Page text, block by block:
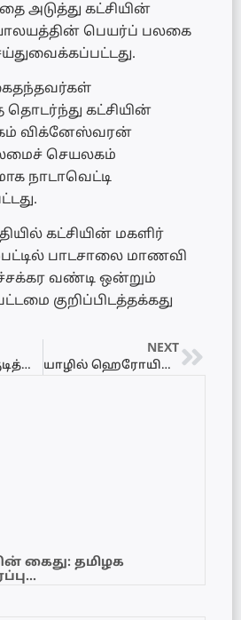
அடுத்து கட்சியின்
பெயர்ப் பலகை
கட்சியின்
விக்னேஸ்வரன்
செயலகம்
நாடாவெட்டி
கட்சியின் மகளிர்
பாடசாலை மாணவி
வண்டி ஒன்றும்
குறிப்பிடத்தக்கது
தமிழர்களின் குடித்தொகைப் பெருக்கத்தில் பாரிய வீழ்ச்சி – ச.லலீசன் சுட்டிக்காட்டு!
NEXT
யாழில் ஹெரோயினுடன் பெண் கைது!
கைது: தமிழக